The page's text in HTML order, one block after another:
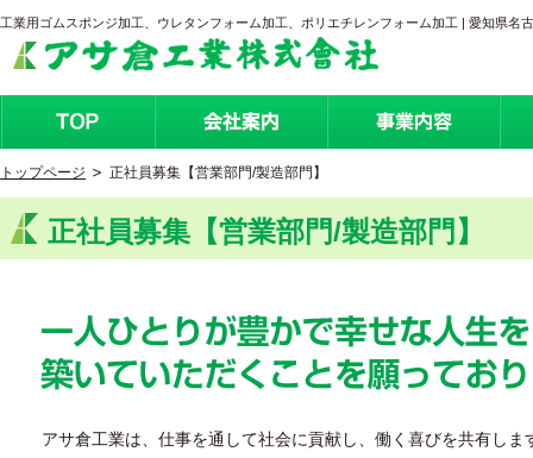
工業用ゴムスポンジ加工、ウレタンフォーム加工、ポリエチレンフォーム加工 | 愛知県名
トップページ 正社員募集【営業部門/製造部門】
正社員募集【営業部門/製造部門】
アサ倉工業は、仕事を通して社会に貢献し、働く喜びを共有しま